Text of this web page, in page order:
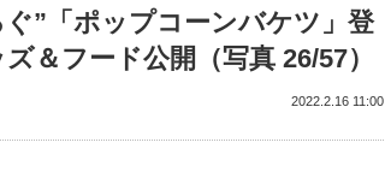
”「ポップコーンバケツ」登
＆フード公開（写真 26/57）
2022.2.16 11:00